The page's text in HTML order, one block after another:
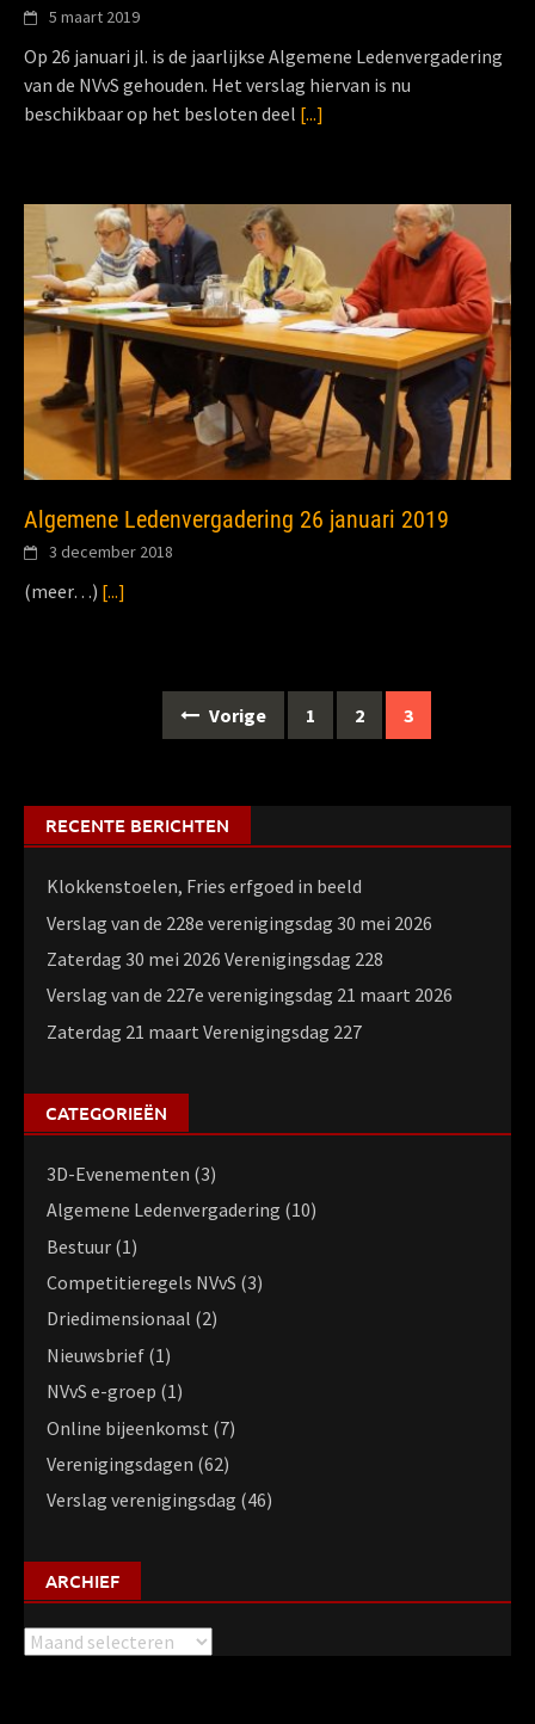
5 maart 2019
Op 26 januari jl. is de jaarlijkse Algemene Ledenvergadering
van de NVvS gehouden. Het verslag hiervan is nu
beschikbaar op het besloten deel [...]
Algemene Ledenvergadering 26 januari 2019
3 december 2018
(meer…) [...]
Vorige 1 2 3
RECENTE BERICHTEN
Klokkenstoelen, Fries erfgoed in beeld
Verslag van de 228e verenigingsdag 30 mei 2026
Zaterdag 30 mei 2026 Verenigingsdag 228
Verslag van de 227e verenigingsdag 21 maart 2026
Zaterdag 21 maart Verenigingsdag 227
CATEGORIEËN
3D-Evenementen (3)
Algemene Ledenvergadering (10)
Bestuur (1)
Competitieregels NVvS (3)
Driedimensionaal (2)
Nieuwsbrief (1)
NVvS e-groep (1)
Online bijeenkomst (7)
Verenigingsdagen (62)
Verslag verenigingsdag (46)
ARCHIEF
Archief